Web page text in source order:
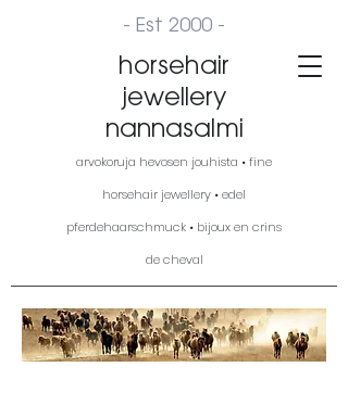
horsehair
jewellery
nannasalmi
arvokoruja hevosen jouhista • fine
horsehair jewellery • edel
pferdehaarschmuck • bijoux en crins
de cheval
- Est 2000 -